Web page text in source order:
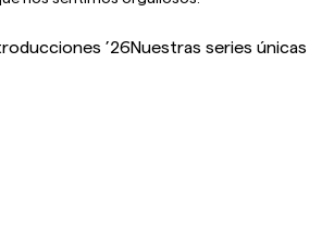
’26Nuestras series únicas